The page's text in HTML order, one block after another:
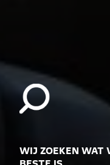
WIJ ZOEKEN WAT